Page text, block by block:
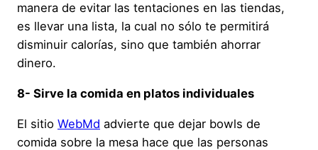
manera de evitar las tentaciones en las tiendas,
es llevar una lista, la cual no sólo te permitirá
disminuir calorías, sino que también ahorrar
dinero.
8- Sirve la comida en platos individuales
El sitio WebMd advierte que dejar bowls de
comida sobre la mesa hace que las personas